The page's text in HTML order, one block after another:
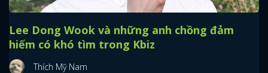
Lee Dong Wook và những anh chồng đảm
hiếm có khó tìm trong Kbiz
Thích Mỹ Nam